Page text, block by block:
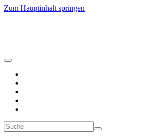
Zum Hauptinhalt springen